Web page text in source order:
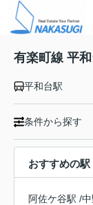
有楽町線 平
平和台駅
条件から探す
おすすめの駅
阿佐ケ谷駅 /